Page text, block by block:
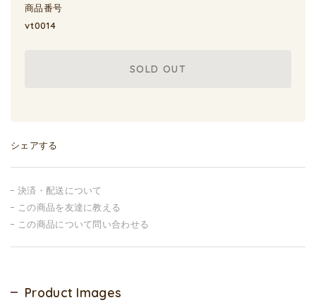
商品番号
vt0014
SOLD OUT
シェアする
決済・配送について
この商品を友達に教える
この商品について問い合わせる
Product Images